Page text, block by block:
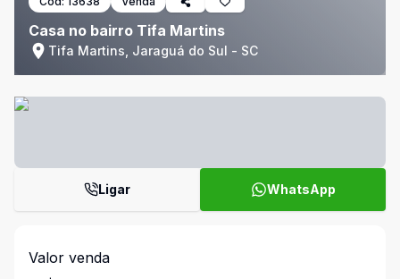
Casa no bairro Tifa Martins
Tifa Martins, Jaraguá do Sul - SC
Ligar WhatsApp
Valor venda